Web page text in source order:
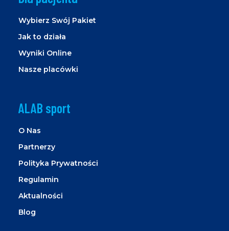
Wybierz Swój Pakiet
Jak to działa
Wyniki Online
Nasze placówki
ALAB sport
O Nas
Partnerzy
Polityka Prywatności
Regulamin
Aktualności
Blog